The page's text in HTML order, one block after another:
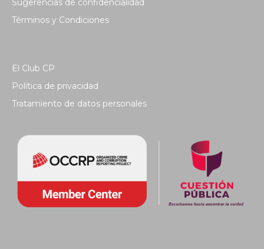
Sugerencias de confidencialidad
Términos y Condiciones
El Club CP
Política de privacidad
Tratamiento de datos personales